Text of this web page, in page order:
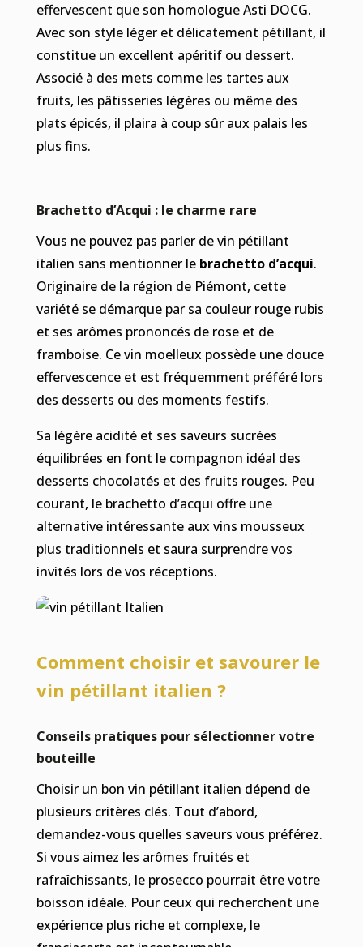
effervescent que son homologue Asti DOCG.
Avec son style léger et délicatement pétillant, il
constitue un excellent apéritif ou dessert.
Associé à des mets comme les tartes aux
fruits, les pâtisseries légères ou même des
plats épicés, il plaira à coup sûr aux palais les
plus fins.
Brachetto d’Acqui : le charme rare
Vous ne pouvez pas parler de vin pétillant
italien sans mentionner le brachetto d’acqui.
Originaire de la région de Piémont, cette
variété se démarque par sa couleur rouge rubis
et ses arômes prononcés de rose et de
framboise. Ce vin moelleux possède une douce
effervescence et est fréquemment préféré lors
des desserts ou des moments festifs.
Sa légère acidité et ses saveurs sucrées
équilibrées en font le compagnon idéal des
desserts chocolatés et des fruits rouges. Peu
courant, le brachetto d’acqui offre une
alternative intéressante aux vins mousseux
plus traditionnels et saura surprendre vos
invités lors de vos réceptions.
Comment choisir et savourer le
vin pétillant italien ?
Conseils pratiques pour sélectionner votre
bouteille
Choisir un bon vin pétillant italien dépend de
plusieurs critères clés. Tout d’abord,
demandez-vous quelles saveurs vous préférez.
Si vous aimez les arômes fruités et
rafraîchissants, le prosecco pourrait être votre
boisson idéale. Pour ceux qui recherchent une
expérience plus riche et complexe, le